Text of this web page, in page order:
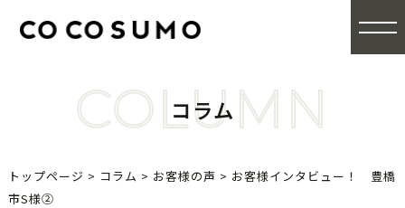
COLUMN
コラム
トップページ > コラム > お客様の声 > お客様インタビュー！ 豊橋
市S様②